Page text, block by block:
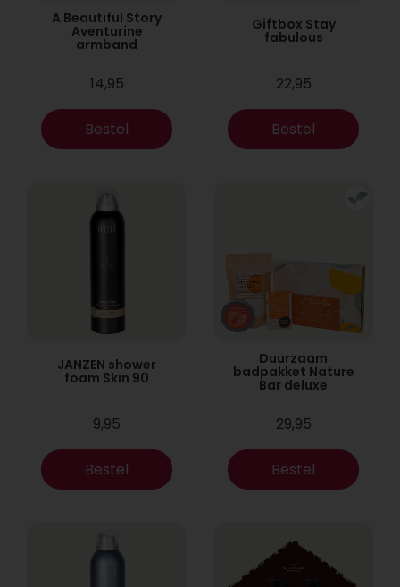
A Beautiful Story
Aventurine
armband
14,95
Bestel
Giftbox Stay
fabulous
22,95
Bestel
JANZEN shower
foam Skin 90
9,95
Bestel
Duurzaam
badpakket Nature
Bar deluxe
29,95
Bestel